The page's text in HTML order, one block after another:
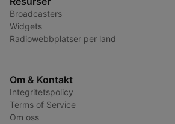
Broadcasters
Widgets
Radiowebbplatser per land
Om & Kontakt
Integritetspolicy
Terms of Service
Om oss